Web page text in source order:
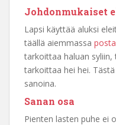
Johdonmukaiset
Lapsi käyttää aluksi
täällä aiemmassa
tarkoittaa haluan syliin,
tarkoittaa hei hei.
sanoina.
Sanan osa
Pienten lasten puhe ei